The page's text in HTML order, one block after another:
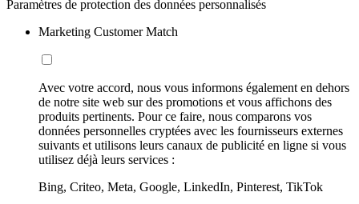
Paramètres de protection des données personnalisés
Marketing Customer Match
Avec votre accord, nous vous informons également en dehors
de notre site web sur des promotions et vous affichons des
produits pertinents. Pour ce faire, nous comparons vos
données personnelles cryptées avec les fournisseurs externes
suivants et utilisons leurs canaux de publicité en ligne si vous
utilisez déjà leurs services :
Bing, Criteo, Meta, Google, LinkedIn, Pinterest, TikTok